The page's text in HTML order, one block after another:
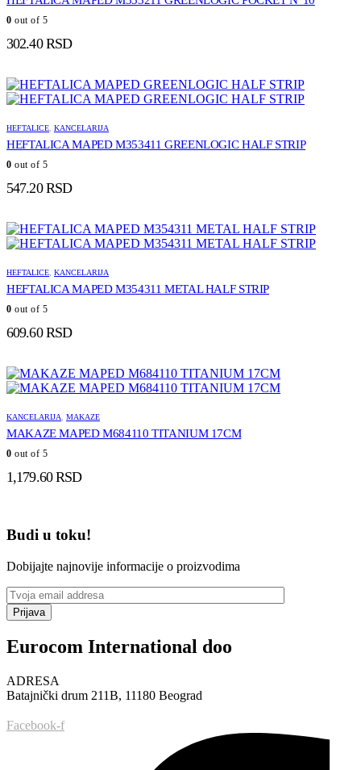
0 out of 5
302.40RSD
HEFTALICE KANCELARIJA
HEFTALICA MAPED M353411 GREENLOGIC HALF STRIP
0 out of 5
547.20RSD
HEFTALICE KANCELARIJA
HEFTALICA MAPED M354311 METAL HALF STRIP
0 out of 5
609.60RSD
KANCELARIJA MAKAZE
MAKAZE MAPED M684110 TITANIUM 17CM
0 out of 5
1,179.60RSD
Budi u toku!
Dobijajte najnovije informacije o proizvodima
Prijava
Eurocom International doo
ADRESA
Batajnički drum 211B, 11180 Beograd
Facebook-f